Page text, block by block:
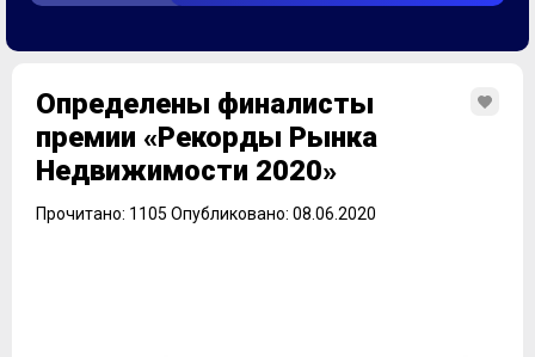
Определены финалисты
премии «Рекорды Рынка
Недвижимости 2020»
Прочитано: 1105 Опубликовано: 08.06.2020